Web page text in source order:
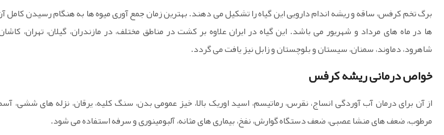
برگ تخم کرفس، ساقه و ریشه اندام دارویی این گیاه را تشکیل می دهند. بهترین زمان جمع آوری میوه ها به هنگام رسیدن کامل
ها در ماه های مرداد و شهریور می باشد. این گیاه در ایران علاوه بر کشت در مناطق مختلف، در مازندران، گیلان، تهران،
شاهرود، دماوند، سمنان، سیستان و بلوچستان و زابل نیز یافت می گردد.
خواص درمانی ریشه کرفس
از آن برای درمان آب آوردگی انساج، نقرس، رماتیسم، اسید اوریک بالا، خیز عمومی بدن، سنگ کلیه، یرقان، نزله های ششی،
مرطوب، ضعف های منشا عصبی، ضعف دستگاه گوارش، نفخ، بیماری های مثانه، آلبومینوری و سرفه استفاده می شود.